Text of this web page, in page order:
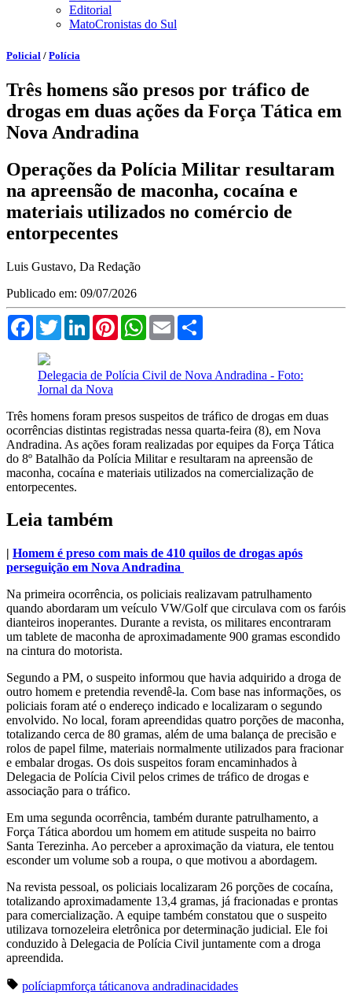
Editorial
MatoCronistas do Sul
Policial / Polícia
Três homens são presos por tráfico de
drogas em duas ações da Força Tática em
Nova Andradina
Operações da Polícia Militar resultaram
na apreensão de maconha, cocaína e
materiais utilizados no comércio de
entorpecentes
Luis Gustavo, Da Redação
Publicado em: 09/07/2026
FacebookTwitterLinkedInPinterestWhatsApp
Email
Delegacia de Polícia Civil de Nova Andradina - Foto:
Jornal da Nova
Três homens foram presos suspeitos de tráfico de drogas em duas
ocorrências distintas registradas nessa quarta-feira (8), em Nova
Andradina. As ações foram realizadas por equipes da Força Tática
do 8º Batalhão da Polícia Militar e resultaram na apreensão de
maconha, cocaína e materiais utilizados na comercialização de
entorpecentes.
Leia também
| Homem é preso com mais de 410 quilos de drogas após
perseguição em Nova Andradina
Na primeira ocorrência, os policiais realizavam patrulhamento
quando abordaram um veículo VW/Golf que circulava com os faróis
dianteiros inoperantes. Durante a revista, os militares encontraram
um tablete de maconha de aproximadamente 900 gramas escondido
na cintura do motorista.
Segundo a PM, o suspeito informou que havia adquirido a droga de
outro homem e pretendia revendê-la. Com base nas informações, os
policiais foram até o endereço indicado e localizaram o segundo
envolvido. No local, foram apreendidas quatro porções de maconha,
totalizando cerca de 80 gramas, além de uma balança de precisão e
rolos de papel filme, materiais normalmente utilizados para fracionar
e embalar drogas. Os dois suspeitos foram encaminhados à
Delegacia de Polícia Civil pelos crimes de tráfico de drogas e
associação para o tráfico.
Em uma segunda ocorrência, também durante patrulhamento, a
Força Tática abordou um homem em atitude suspeita no bairro
Santa Terezinha. Ao perceber a aproximação da viatura, ele tentou
esconder um volume sob a roupa, o que motivou a abordagem.
Na revista pessoal, os policiais localizaram 26 porções de cocaína,
totalizando aproximadamente 13,4 gramas, já fracionadas e prontas
para comercialização. A equipe também constatou que o suspeito
utilizava tornozeleira eletrônica por determinação judicial. Ele foi
conduzido à Delegacia de Polícia Civil juntamente com a droga
apreendida.
políciapmforça táticanova andradinacidades